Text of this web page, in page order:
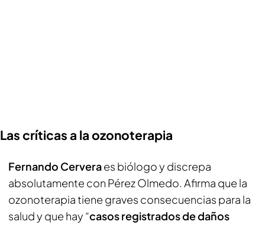
Las críticas a la ozonoterapia
Fernando Cerveraes biólogo y discrepa
absolutamente con Pérez Olmedo. Afirma que la
ozonoterapia tiene graves consecuencias para la
salud y que hay “casos registrados de daños